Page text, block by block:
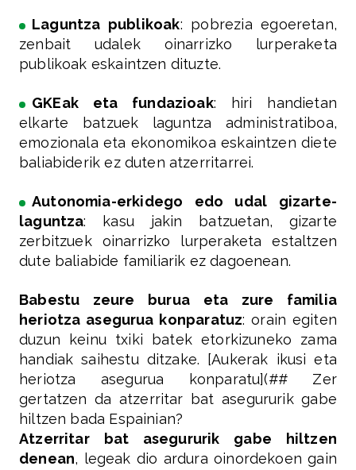
Laguntza publikoak: pobrezia egoeretan,
zenbait udalek oinarrizko lurperaketa
publikoak eskaintzen dituzte.
GKEak eta fundazioak: hiri handietan
elkarte batzuek laguntza administratiboa,
emozionala eta ekonomikoa eskaintzen diete
baliabiderik ez duten atzerritarrei.
Autonomia-erkidego edo udal gizarte-
laguntza: kasu jakin batzuetan, gizarte
zerbitzuek oinarrizko lurperaketa estaltzen
dute baliabide familiarik ez dagoenean.
Babestu zeure burua eta zure familia
heriotza asegurua konparatuz: orain egiten
duzun keinu txiki batek etorkizuneko zama
handiak saihestu ditzake. [Aukerak ikusi eta
heriotza asegurua konparatu](## Zer
gertatzen da atzerritar bat asegururik gabe
hiltzen bada Espainian?
Atzerritar bat asegururik gabe hiltzen
denean, legeak dio ardura oinordekoen gain